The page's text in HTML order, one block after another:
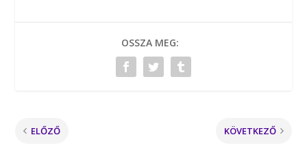
OSSZA MEG:
ELŐZŐ KÖVETKEZŐ